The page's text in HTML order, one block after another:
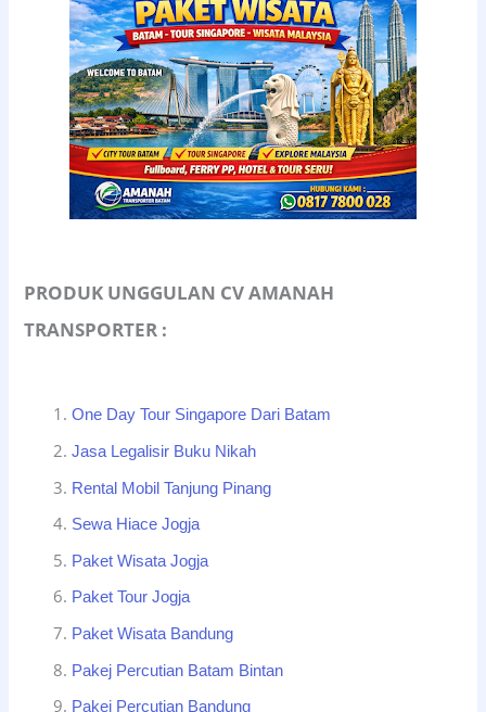
PRODUK UNGGULAN CV AMANAH
TRANSPORTER :
One Day Tour Singapore Dari Batam
Jasa Legalisir Buku Nikah
Rental Mobil Tanjung Pinang
Sewa Hiace Jogja
Paket Wisata Jogja
Paket Tour Jogja
Paket Wisata Bandung
Pakej Percutian Batam Bintan
Pakej Percutian Bandung